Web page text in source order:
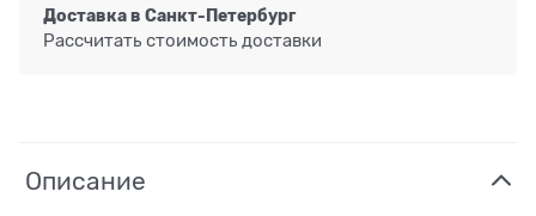
Доставка в Санкт-Петербург
Рассчитать стоимость доставки
Описание